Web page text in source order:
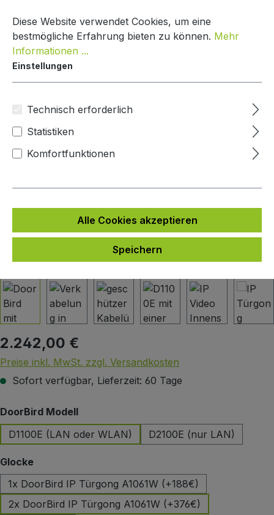
DoorBird Sprechanlage Integration
Andere
Bildergalerie überspringen
Regulärer Preis:
2.242,00 €
Preise inkl. MwSt. zzgl. Versandkosten
Sofort verfügbar, Lieferzeit: 60 Tage
DoorBird Modellauswählen
D1100E (LAN oder WLAN)
D2100E (nur LAN)
Glockeauswählen
1x DoorBird IP Türgong A1061W (+188€)
2x DoorBird IP Türgong A1061W (+376€)
Diese Website verwendet Cookies, um eine
bestmögliche Erfahrung bieten zu können. Mehr
Informationen ...
Einstellungen
Technisch erforderlich
Statistiken
Komfortfunktionen
Alle Cookies akzeptieren
Speichern